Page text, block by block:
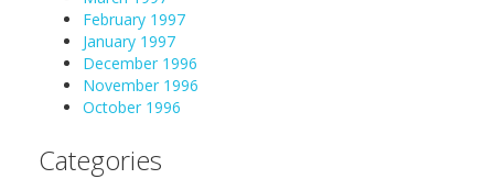
February 1997
January 1997
December 1996
November 1996
October 1996
Categories